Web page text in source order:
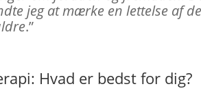
jeg at mærke en lettelse af
.”
Hvad er bedst for dig?